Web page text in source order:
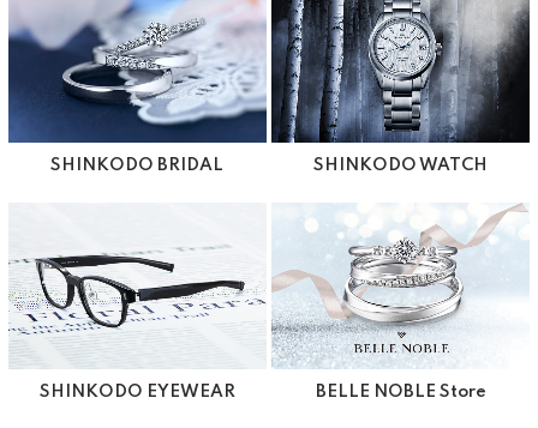
SHINKODO BRIDAL SHINKODO WATCH
SHINKODO EYEWEAR BELLE NOBLE Store